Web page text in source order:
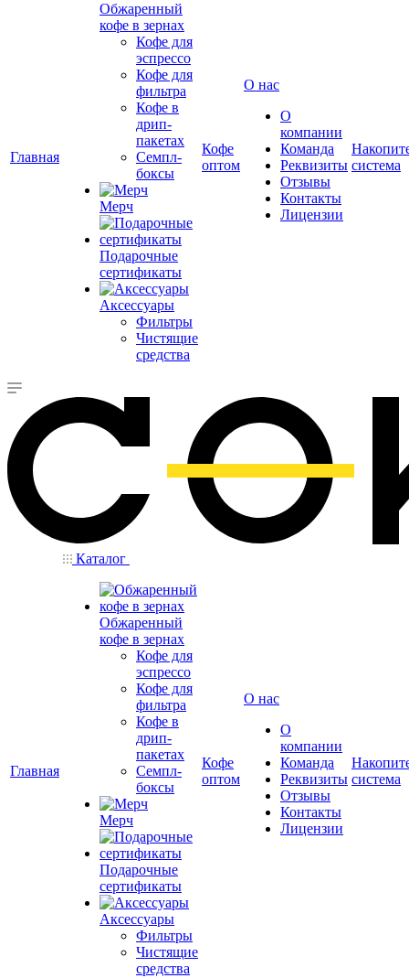
Главная
Обжаренный
кофе в зернах
Кофе для
эспрессо
Кофе для
фильтра
Кофе в
дрип-
пакетах
Семпл-
боксы
Мерч
Подарочные
сертификаты
Аксессуары
Фильтры
Чистящие
средства
Кофе
оптом
О нас
О
компании
Команда
Реквизиты
Отзывы
Контакты
Лицензии
система
Главная
Каталог
Обжаренный
кофе в зернах
Кофе для
эспрессо
Кофе для
фильтра
Кофе в
дрип-
пакетах
Семпл-
боксы
Мерч
Подарочные
сертификаты
Аксессуары
Фильтры
Чистящие
средства
Кофе
оптом
О нас
О
компании
Команда
Реквизиты
Отзывы
Контакты
Лицензии
система